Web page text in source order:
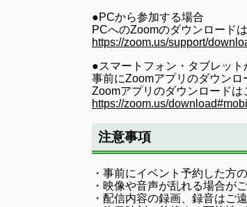
●PCから参加する場合
PCへのZoomのダウンロード
https://zoom.us/support/
●スマートフォン・タブレット
事前にZoomアプリのダウンロ
Zoomアプリのダウンロードは
https://zoom.us/
注意事項
・事前にイベント予約した方
・映像や音声が乱れる場合が
・配信内容の録画、録音はご